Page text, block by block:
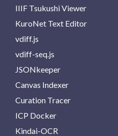
IIIF Tsukushi Viewer
KuroNet Text Editor
vdiff.js
vdiff-seq.js
JSONkeeper
Canvas Indexer
Curation Tracer
ICP Docker
Kindai-OCR